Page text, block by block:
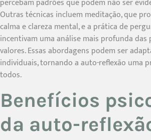
percebam padrões que podem não ser
Outras técnicas incluem meditação, que
calma e clareza mental, e a prática de
incentivam uma análise mais profunda das
valores. Essas abordagens podem ser
individuais, tornando a auto-reflexão uma
todos.
Benefícios
da auto-